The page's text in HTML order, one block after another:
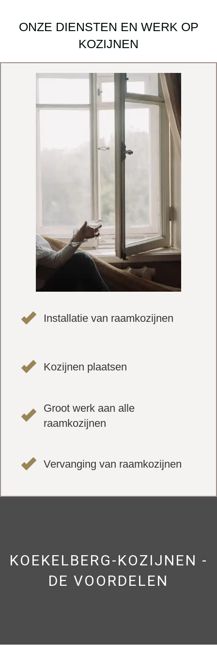
ONZE DIENSTEN EN WERK OP
KOZIJNEN
Installatie van raamkozijnen
Kozijnen plaatsen
Groot werk aan alle
raamkozijnen
Vervanging van raamkozijnen
KOEKELBERG-KOZIJNEN -
DE VOORDELEN